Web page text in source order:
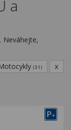
a
Neváhejte,
(31) x
P+